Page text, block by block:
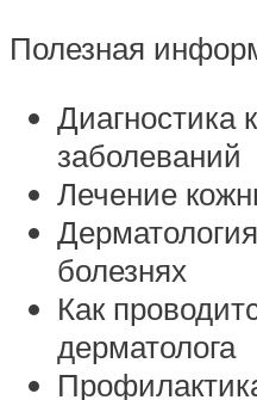
Полезная
Диагностика
заболеваний
Лечение
болезнях
Как
дерматолога